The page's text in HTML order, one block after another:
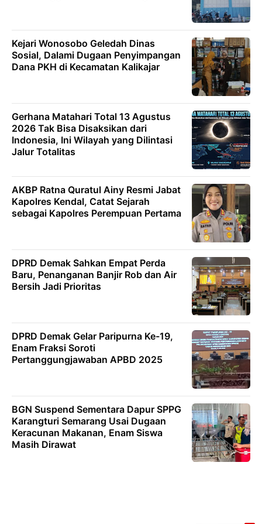
Kejari Wonosobo Geledah Dinas
Sosial, Dalami Dugaan Penyimpangan
Dana PKH di Kecamatan Kalikajar
Gerhana Matahari Total 13 Agustus
2026 Tak Bisa Disaksikan dari
Indonesia, Ini Wilayah yang Dilintasi
Jalur Totalitas
AKBP Ratna Quratul Ainy Resmi Jabat
Kapolres Kendal, Catat Sejarah
sebagai Kapolres Perempuan Pertama
DPRD Demak Sahkan Empat Perda
Baru, Penanganan Banjir Rob dan Air
Bersih Jadi Prioritas
DPRD Demak Gelar Paripurna Ke-19,
Enam Fraksi Soroti
Pertanggungjawaban APBD 2025
BGN Suspend Sementara Dapur SPPG
Karangturi Semarang Usai Dugaan
Keracunan Makanan, Enam Siswa
Masih Dirawat